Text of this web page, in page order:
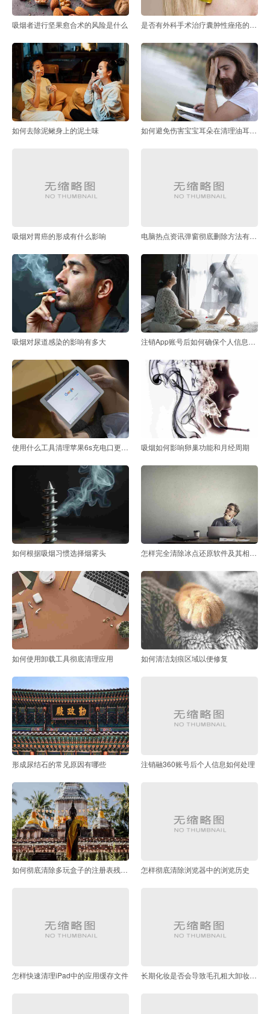
吸烟者进行坚果愈合术的风险是什么 是否有外科手术治疗囊肿性痤疮的选项
如何去除泥鳅身上的泥土味 如何避免伤害宝宝耳朵在清理油耳屎时
吸烟对胃癌的形成有什么影响 电脑热点资讯弹窗彻底删除方法有哪些
吸烟对尿道感染的影响有多大 注销App账号后如何确保个人信息安全
使用什么工具清理苹果6s充电口更为有效 吸烟如何影响卵巢功能和月经周期
如何根据吸烟习惯选择烟雾头 怎样完全清除冰点还原软件及其相关文件
如何使用卸载工具彻底清理应用 如何清洁划痕区域以便修复
形成尿结石的常见原因有哪些 注销融360账号后个人信息如何处理
如何彻底清除多玩盒子的注册表残留项 怎样彻底清除浏览器中的浏览历史
怎样快速清理iPad中的应用缓存文件 长期化妆是否会导致毛孔粗大卸妆时需要注意什么